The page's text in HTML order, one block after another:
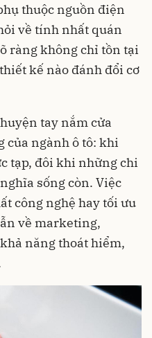
thuộc nguồn điện
về tính nhất quán
ràng không chỉ tồn tại
kế nào đánh đổi cơ
tay nắm cửa
của ngành ô tô: khi
tạp, đôi khi những chi
sống còn. Việc
công nghệ hay tối ưu
về marketing,
năng thoát hiểm,